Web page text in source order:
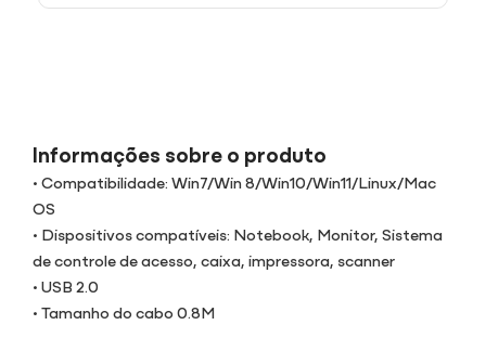
Informações sobre o produto
• Compatibilidade: Win7/Win 8/Win10/Win11/Linux/Mac
OS
• Dispositivos compatíveis: Notebook, Monitor, Sistema
de controle de acesso, caixa, impressora, scanner
• USB 2.0
• Tamanho do cabo 0.8M